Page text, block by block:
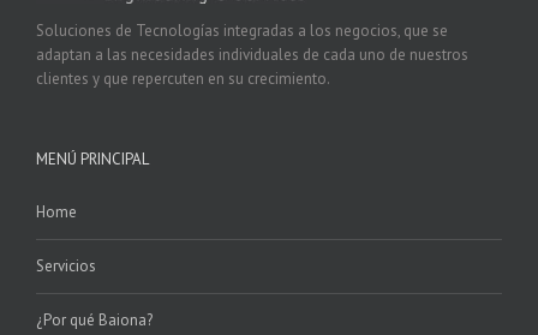
Soluciones de Tecnologías integradas a los negocios, que se
adaptan a las necesidades individuales de cada uno de nuestros
clientes y que repercuten en su crecimiento.
MENÚ PRINCIPAL
Home
Servicios
¿Por qué Baiona?